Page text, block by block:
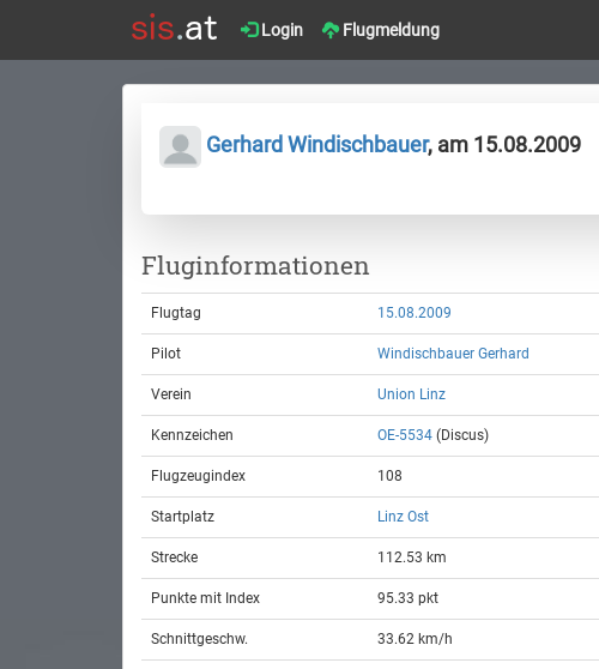
Login Flugmeldung
Gerhard Windischbauer, am 15.08.2009
Fluginformationen
Flugtag 15.08.2009
Pilot Windischbauer Gerhard
Verein Union Linz
Kennzeichen OE-5534 (Discus)
Flugzeugindex 108
Startplatz Linz Ost
Strecke 112.53 km
Punkte mit Index 95.33 pkt
Schnittgeschw. 33.62 km/h